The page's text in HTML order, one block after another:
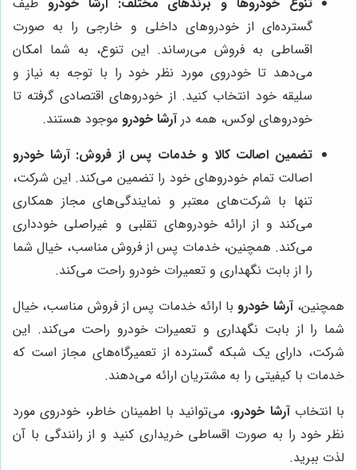
گسترده‌ای از خودروهای داخلی و خارجی را به صورت
اقساطی به فروش می‌رساند. این تنوع، به شما امکان
می‌دهد تا خودروی مورد نظر خود را با توجه به نیاز و
سلیقه خود انتخاب کنید. از خودروهای اقتصادی گرفته تا
خودروهای لوکس، همه درآرشا خودرو موجود هستند.
تضمین اصالت کالا و خدمات پس از فروش: آرشا خودرو
اصالت تمام خودروهای خود را تضمین می‌کند. این شرکت،
تنها با شرکت‌های معتبر و نمایندگی‌های مجاز همکاری
می‌کند و از ارائه خودروهای تقلبی و غیراصلی خودداری
می‌کند. همچنین، خدمات پس از فروش مناسب، خیال شما
را از بابت نگهداری و تعمیرات خودرو راحت می‌کند.
همچنین،آرشا خودرو با ارائه خدمات پس از فروش مناسب، خیال
شما را از بابت نگهداری و تعمیرات خودرو راحت می‌کند. این
شرکت، دارای یک شبکه گسترده از تعمیرگاه‌های مجاز است که
خدمات با کیفیتی را به مشتریان ارائه می‌دهند.
با انتخابآرشا خودرو، می‌توانید با اطمینان خاطر، خودروی مورد
نظر خود را به صورت اقساطی خریداری کنید و از رانندگی با آن
لذت ببرید.